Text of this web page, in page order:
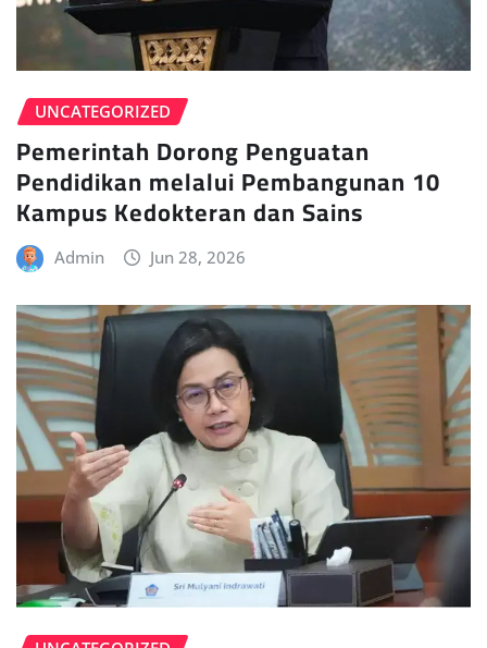
UNCATEGORIZED
Pemerintah Dorong Penguatan
Pendidikan melalui Pembangunan 10
Kampus Kedokteran dan Sains
Admin Jun 28, 2026